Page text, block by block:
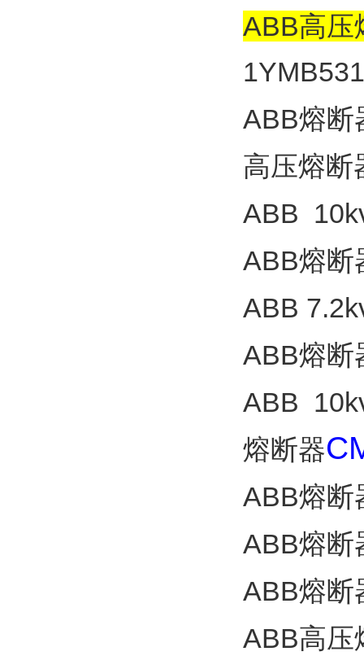
ABB高压
ABB熔
高压熔断
ABB
ABB熔
ABB
ABB熔断
ABB
熔断器
ABB熔断
ABB熔断
ABB熔断
ABB高压